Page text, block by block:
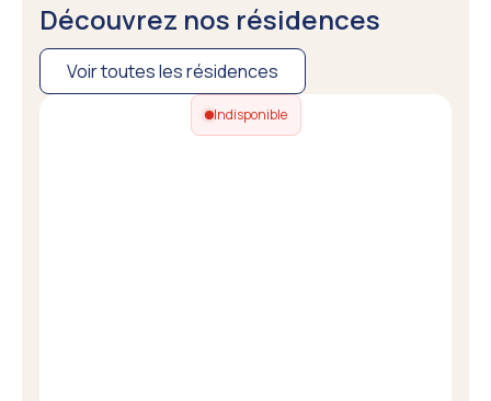
Découvrez nos résidences
Voir toutes les résidences
Indisponible